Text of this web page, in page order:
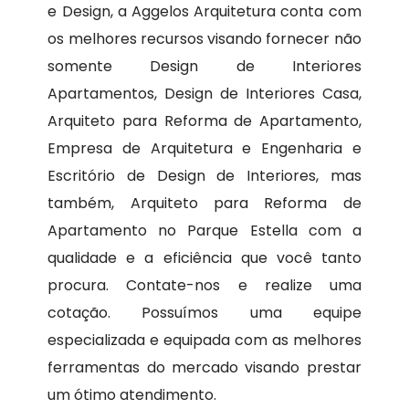
e Design, a Aggelos Arquitetura conta com
os melhores recursos visando fornecer não
somente Design de Interiores
Apartamentos, Design de Interiores Casa,
Arquiteto para Reforma de Apartamento,
Empresa de Arquitetura e Engenharia e
Escritório de Design de Interiores, mas
também, Arquiteto para Reforma de
Apartamento no Parque Estella com a
qualidade e a eficiência que você tanto
procura. Contate-nos e realize uma
cotação. Possuímos uma equipe
especializada e equipada com as melhores
ferramentas do mercado visando prestar
um ótimo atendimento.